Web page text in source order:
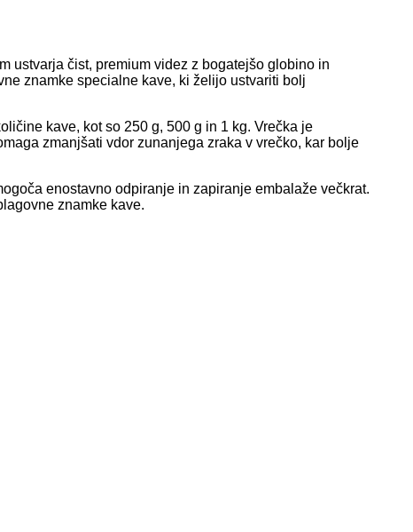
ustvarja čist, premium videz z bogatejšo globino in
znamke specialne kave, ki želijo ustvariti bolj
kave, kot so 250 g, 500 g in 1 kg. Vrečka je
zmanjšati vdor zunanjega zraka v vrečko, kar bolje
enostavno odpiranje in zapiranje embalaže večkrat.
znamke kave.